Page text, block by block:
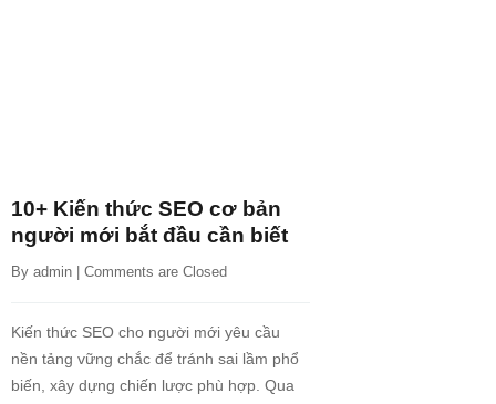
10+ Kiến thức SEO cơ bản
người mới bắt đầu cần biết
By admin | Comments are Closed
Kiến thức SEO cho người mới yêu cầu
nền tảng vững chắc để tránh sai lầm phổ
biến, xây dựng chiến lược phù hợp. Qua